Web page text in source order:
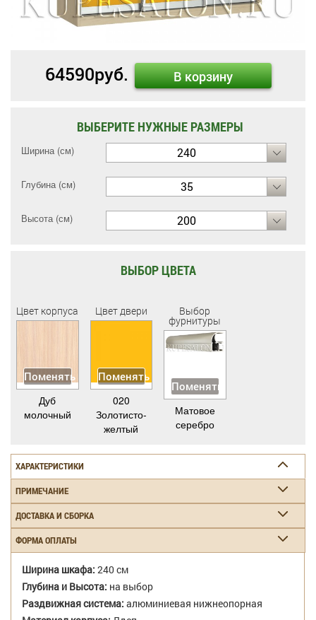
64590руб. В корзину
ВЫБЕРИТЕ НУЖНЫЕ РАЗМЕРЫ
Ширина (см) 240
Глубина (см) 35
Высота (см) 200
ВЫБОР ЦВЕТА
Цвет корпуса
Поменять
Дуб
молочный
Цвет двери
Поменять
020
Золотисто-
желтый
Выбор
фурнитуры
Поменять
Матовое
серебро
ХАРАКТЕРИСТИКИ
ПРИМЕЧАНИЕ
ДОСТАВКА И СБОРКА
ФОРМА ОПЛАТЫ
Ширина шкафа: 240 см
Глубина и Высота: на выбор
Раздвижная система: алюминиевая нижнеопорная